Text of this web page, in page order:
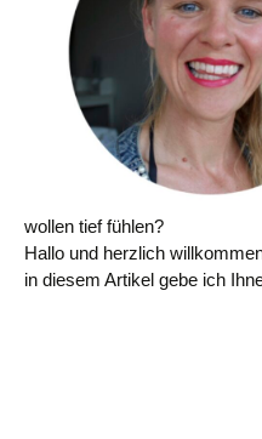
wollen tief fühlen?
Hallo und herzlich
in diesem Artikel gebe ich